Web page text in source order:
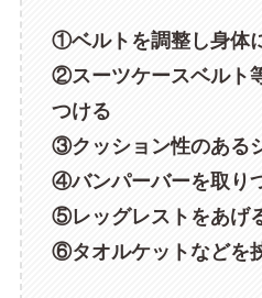
①ベルトを調整し身体
②スーツケースベルト
つける
③クッション性のある
④バンパーバーを取り
⑤レッグレストをあげ
⑥タオルケットなどを